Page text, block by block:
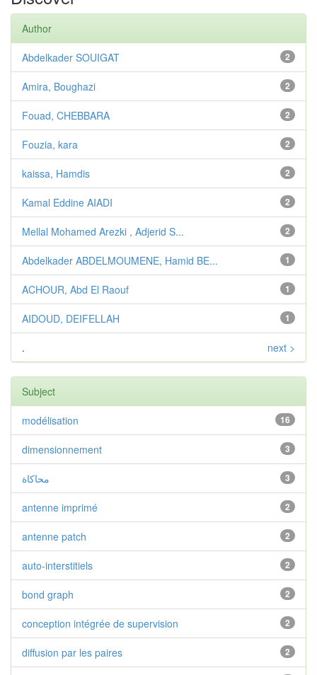
Author
2
Abdelkader SOUIGAT
2
Amira, Boughazi
2
Fouad, CHEBBARA
2
Fouzia, kara
2
kaissa, Hamdis
2
Kamal Eddine AIADI
2
Mellal Mohamed Arezki , Adjerid S...
1
Abdelkader ABDELMOUMENE, Hamid BE...
1
ACHOUR, Abd El Raouf
1
AIDOUD, DEIFELLAH
. next >
Subject
16
modélisation
3
dimensionnement
3 محاكاة
2
antenne imprimé
2
antenne patch
2
auto-interstitiels
2
bond graph
2
conception intégrée de supervision
2
diffusion par les paires